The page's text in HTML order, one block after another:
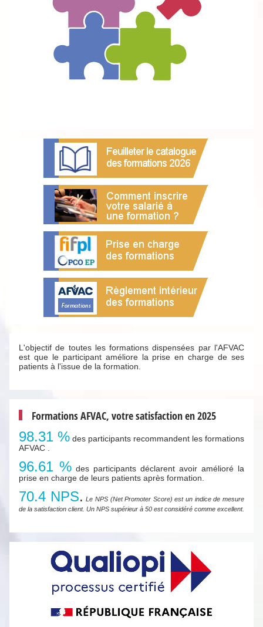
L'objectif de toutes les formations dispensées par l'AFVAC
est que le participant améliore la prise en charge de ses
patients à l'issue de la formation.
Formations AFVAC, votre satisfaction en 2025
98.31 % des participants recommandent les formations
AFVAC .
96.61 % des participants déclarent avoir amélioré la
prise en charge de leurs patients après formation.
70.4 NPS. Le NPS (Net Promoter Score) est un indice de mesure
de la satisfaction client. Un NPS supérieur à 50 est considéré comme excellent.